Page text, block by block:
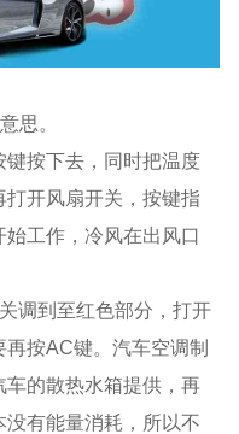
思。
按下去，同时把温度
开风扇开关，按键指
工作，冷风在出风口
调到至红色部分，打开
按AC键。汽车空调制
的散热水箱提供，再
有能量消耗，所以不